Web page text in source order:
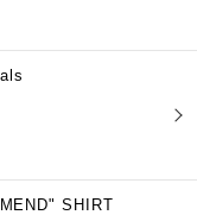
SHIRT